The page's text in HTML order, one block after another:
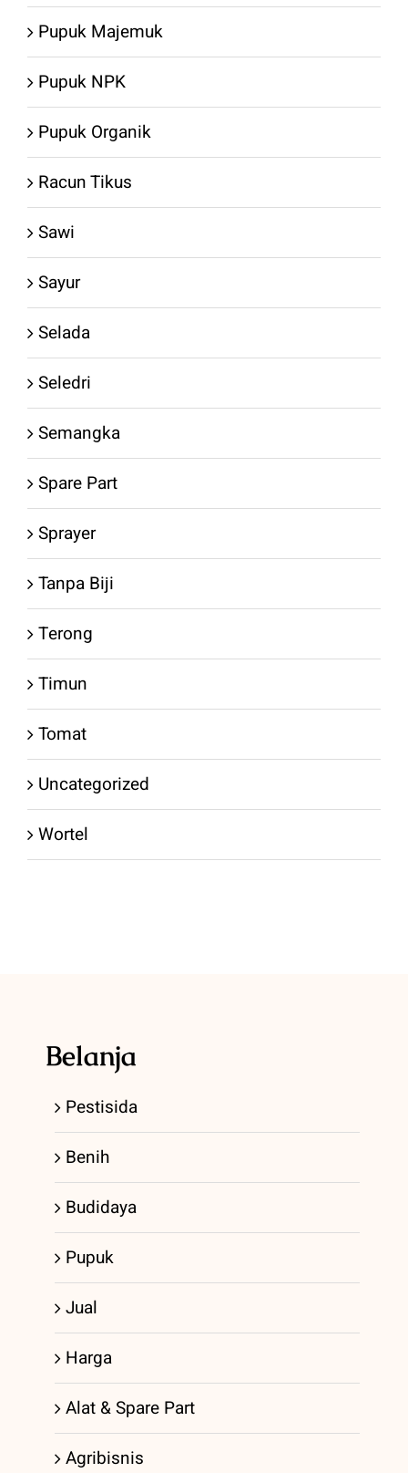
Pupuk Majemuk
Pupuk NPK
Pupuk Organik
Racun Tikus
Sawi
Sayur
Selada
Seledri
Semangka
Spare Part
Sprayer
Tanpa Biji
Terong
Timun
Tomat
Uncategorized
Wortel
Belanja
Pestisida
Benih
Budidaya
Pupuk
Jual
Harga
Alat & Spare Part
Agribisnis